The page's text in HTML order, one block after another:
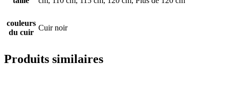
couleurs
du cuir
Cuir noir
Produits similaires